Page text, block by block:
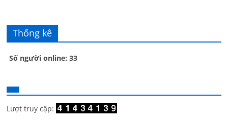
Âu Tú Vân
Bác sĩ Hoa
Bác sĩ Stephen Mak
Bác Đạt
Bạch Cúc
Thống kê
Số người online: 33
Lượt truy cập: